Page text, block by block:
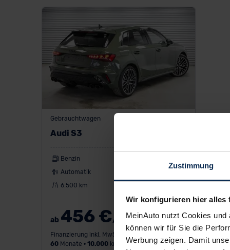
Zustimmung
Wir konfigurieren hier alles
MeinAuto nutzt Cookies
können wir für Sie die
Werbung zeigen. Damit
Gebrauchtwagen
Audi S3
Benzin
Automatik
6.500 km
ab 456 €/Monat
Finanzierung inkl. MwSt.
60Monate • 10.000km/Jahr • 1.000 €